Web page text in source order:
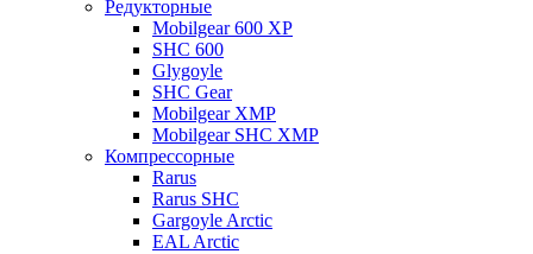
Редукторные
Mobilgear 600 XP
SHC 600
Glygoyle
SHC Gear
Mobilgear XMP
Mobilgear SHC XMP
Компрессорные
Rarus
Rarus SHC
Gargoyle Arctic
EAL Arctic